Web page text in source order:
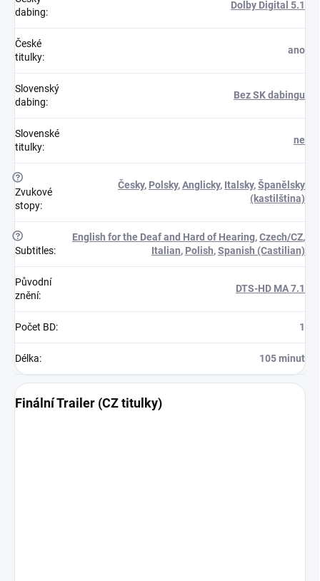
dabing:
Dolby Digital 5.1
České
titulky:
ano
Slovenský
dabing:
Bez SK dabingu
Slovenské
titulky:
ne
?
Zvukové
stopy:
Česky, Polsky,Anglicky, Italsky,Španělsky
(kastilština)
?
Subtitles:
English for the Deaf and Hard of Hearing,Czech/CZ,
Italian, Polish,Spanish (Castilian)
Původní
znění:
DTS-HD MA 7.1
Počet BD: 1
Délka: 105 minut
Finální Trailer (CZ titulky)